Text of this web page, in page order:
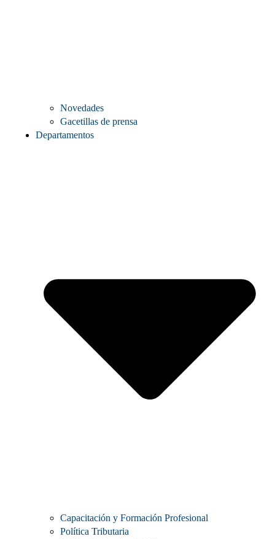
Novedades
Gacetillas de prensa
Departamentos
Capacitación y Formación Profesional
Política Tributaria